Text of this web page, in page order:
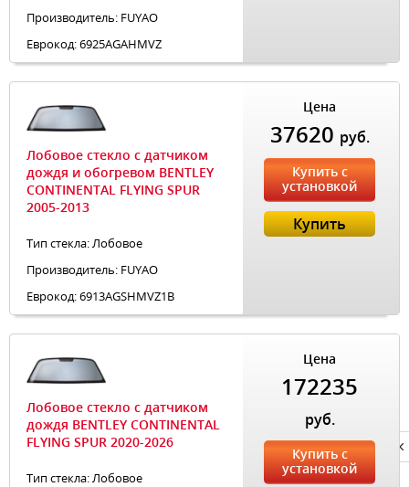
Производитель: FUYAO
Еврокод: 6925AGAHMVZ
Лобовое стекло с датчиком
дождя и обогревом BENTLEY
CONTINENTAL FLYING SPUR
2005-2013
Тип стекла: Лобовое
Производитель: FUYAO
Еврокод: 6913AGSHMVZ1B
Цена
37620 руб.
Купить с
установкой
Купить
Лобовое стекло с датчиком
дождя BENTLEY CONTINENTAL
FLYING SPUR 2020-2026
Тип стекла: Лобовое
Цена
172235
руб.
Купить с
установкой
Privacy notice